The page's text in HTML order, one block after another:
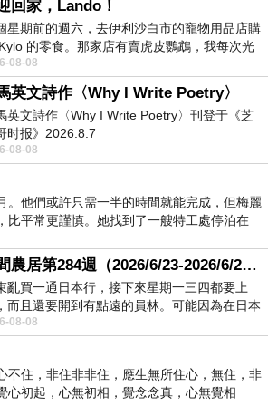
回家，Lando！
星期前的週六，去伊利沙白市的寵物用品店購
的零食。那家店有賣虎皮鸚鵡，我每次光
會去看一下。他們偶爾會引進 C
08-08
英文詩作〈Why I Write Poetry〉
英文詩作〈Why I Write Poetry〉刊登于《芝
时报》2026.8.7
08-08
。他們或許只需一半的時間就能完成，但梅麗
比平常更謹慎。她找到了一艘特工處停泊在
週間農居第284週（2026/6/23-2026/6/24) 夏至 金黃稻浪洋溢豐收喜悅
亂買一通日本行，接下來星期一三四都要上
而且還要開到有點遠的員林。可能因為在日本
少錢，星期一出門上班時，心裡沒有一
08-08
不住，非住非非住，應生無所住心，無住，非
心初起，心無初相，覺念念真，心無覺相